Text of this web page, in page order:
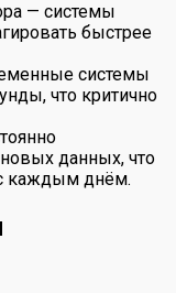
— системы
быстрее
системы
что критично
данных, что
каждым днём.